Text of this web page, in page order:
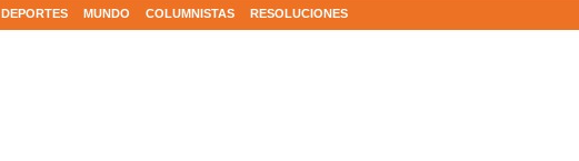
DEPORTES MUNDO COLUMNISTAS RESOLUCIONES